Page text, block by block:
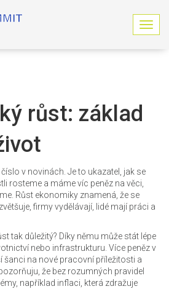
Z
o
i
růst: základ
v novinách. Je to ukazatel, jak se
rosteme a máme víc peněz na věci,
Růst ekonomiky znamená, že se
firmy vydělávají, lidé mají práci a
tak důležitý? Díky němu může stát lépe
nebo infrastrukturu. Více peněz v
šanci na nové pracovní příležitosti a
že bez rozumných pravidel
například inflaci, která zdražuje